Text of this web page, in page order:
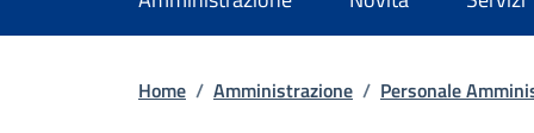
Briciole di pane
Home / Amministrazione / Personale